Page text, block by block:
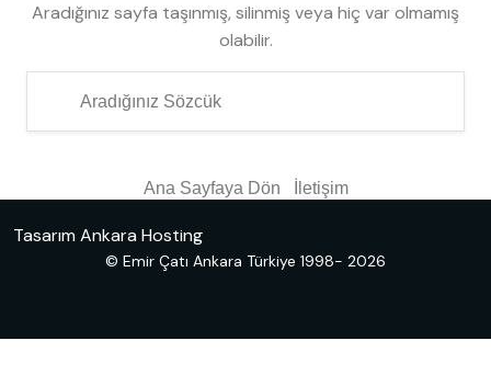
Aradığınız sayfa taşınmış, silinmiş veya hiç var olmamış
olabilir.
Ana Sayfaya Dön İletişim
Tasarım Ankara Hosting
© Emir Çatı Ankara Türkiye 1998- 2026